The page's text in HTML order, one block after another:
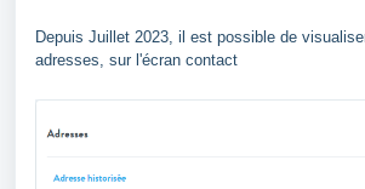
Depuis Juillet 2023, il est possible de
adresses, sur l'écran contact